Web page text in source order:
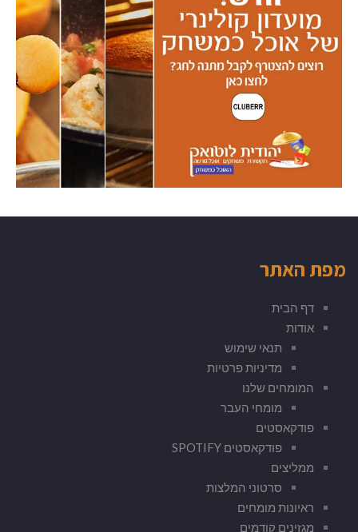
מפת האתר
דף הבית
אודות
תנאי שימוש
מדיניות פרטיות
המומחים שלנו
מומחי העבר
פודקאסטים
פודקאסטים SPOTIFY
ממליצים
סרטוני המלצות
ראיונות מומחים
מגזינים קודמים